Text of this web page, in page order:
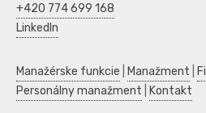
+420 774 699 168
LinkedIn
Manažérske funkcie Manažment
Personálny manažment
Kontakt